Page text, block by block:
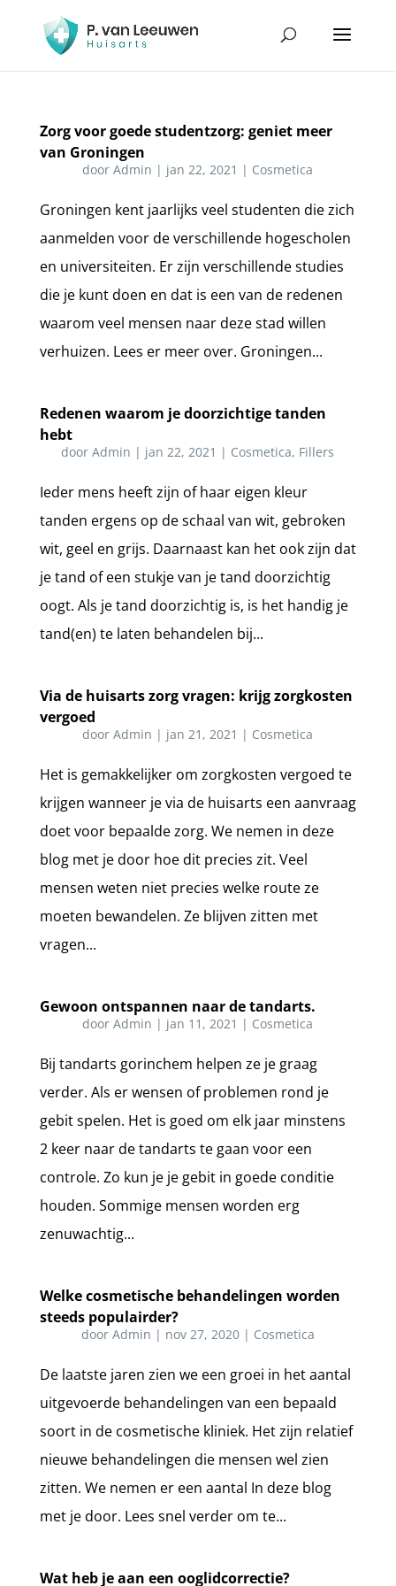
Zorg voor goede studentzorg: geniet meer
van Groningen
doorAdmin | jan 22, 2021 | Cosmetica
Groningen kent jaarlijks veel studenten die zich
aanmelden voor de verschillende hogescholen
en universiteiten. Er zijn verschillende studies
die je kunt doen en dat is een van de redenen
waarom veel mensen naar deze stad willen
verhuizen. Lees er meer over. Groningen...
Redenen waarom je doorzichtige tanden
hebt
doorAdmin | jan 22, 2021 | Cosmetica, Fillers
Ieder mens heeft zijn of haar eigen kleur
tanden ergens op de schaal van wit, gebroken
wit, geel en grijs. Daarnaast kan het ook zijn dat
je tand of een stukje van je tand doorzichtig
oogt. Als je tand doorzichtig is, is het handig je
tand(en) te laten behandelen bij...
Via de huisarts zorg vragen: krijg zorgkosten
vergoed
doorAdmin | jan 21, 2021 | Cosmetica
Het is gemakkelijker om zorgkosten vergoed te
krijgen wanneer je via de huisarts een aanvraag
doet voor bepaalde zorg. We nemen in deze
blog met je door hoe dit precies zit. Veel
mensen weten niet precies welke route ze
moeten bewandelen. Ze blijven zitten met
vragen...
Gewoon ontspannen naar de tandarts.
doorAdmin | jan 11, 2021 | Cosmetica
Bij tandarts gorinchem helpen ze je graag
verder. Als er wensen of problemen rond je
gebit spelen. Het is goed om elk jaar minstens
2 keer naar de tandarts te gaan voor een
controle. Zo kun je je gebit in goede conditie
houden. Sommige mensen worden erg
zenuwachtig...
Welke cosmetische behandelingen worden
steeds populairder?
door Admin | nov 27, 2020| Cosmetica
De laatste jaren zien we een groei in het aantal
uitgevoerde behandelingen van een bepaald
soort in de cosmetische kliniek. Het zijn relatief
nieuwe behandelingen die mensen wel zien
zitten. We nemen er een aantal In deze blog
met je door. Lees snel verder om te...
Wat heb je aan een ooglidcorrectie?